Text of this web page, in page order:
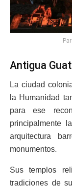
Antigua
La ciudad
la Humanidad
para ese
principalmente
arquitectura
monumentos.
Sus templos
tradiciones de